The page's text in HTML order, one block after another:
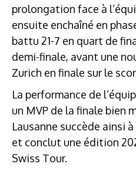
prolongation face à
ensuite enchaîné en
battu 21-7 en quart de
demi-finale, avant une
Zurich en finale sur le
La performance de
un MVP de la finale bien
Lausanne succède ainsi
et conclut une édition
Swiss Tour.